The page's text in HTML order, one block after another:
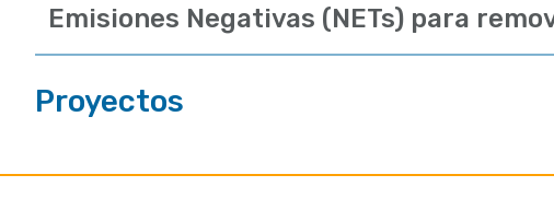
Emisiones Negativas (NETs) para
Proyectos